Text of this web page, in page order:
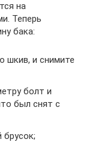
на
Теперь
бака:
шкив, и снимите
болт и
был снят с
брусок;